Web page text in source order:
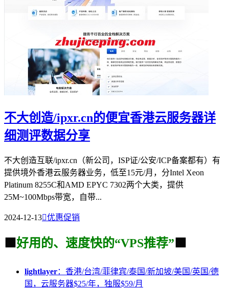
不大创造/ipxr.cn的便宜香港云服务器详
细测评数据分享
不大创造互联/ipxr.cn（新公司，ISP证/公安/ICP备案都有）有
提供境外香港云服务器业务，低至15元/月，分Intel Xeon
Platinum 8255C和AMD EPYC 7302两个大类，提供
25M~100Mbps带宽，自带...
2024-12-13优惠促销
🟩 好用的、速度快的“VPS推荐” 🟩
lightlayer：香港/台湾/菲律宾/泰国/新加坡/美国/英国/德
国，云服务器$25/年，独服$59/月